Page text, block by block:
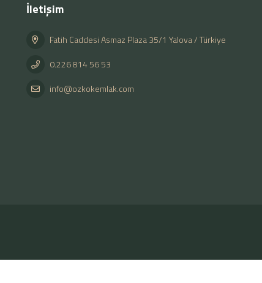
İletişim
Fatih Caddesi Asmaz Plaza 35/1 Yalova / Türkiye
0.226 814 56 53
info@ozkokemlak.com